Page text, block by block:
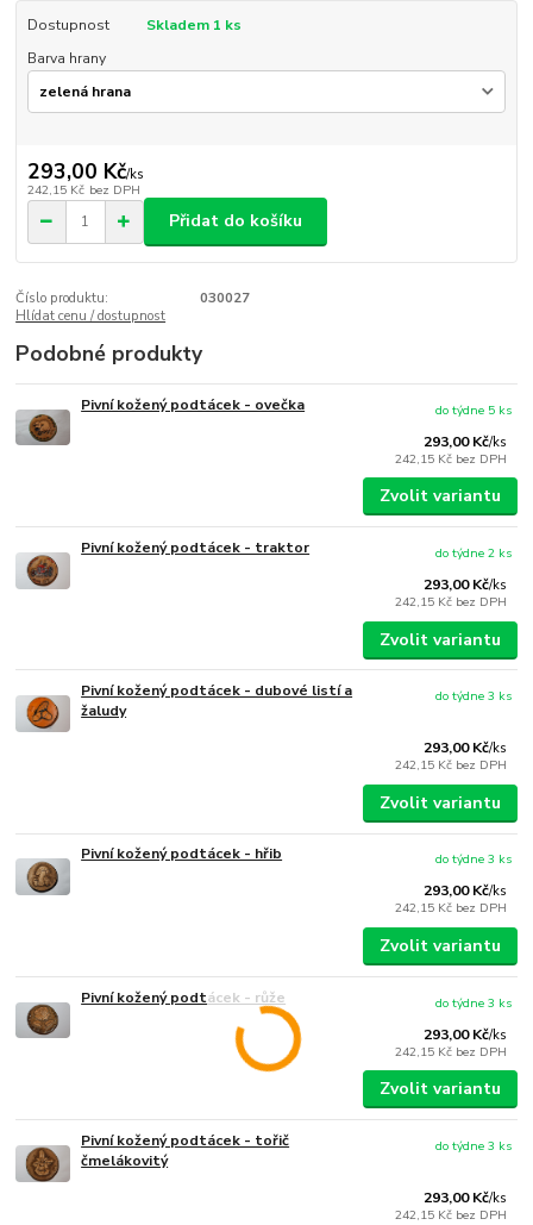
Dostupnost
Skladem 1 ks
Barva hrany
293,00 Kč/ks
242,15 Kč bez DPH
Přidat do košíku
Číslo produktu:
030027
Hlídat cenu / dostupnost
Podobné produkty
Pivní kožený podtácek - ovečka
293,00 Kč/ks
242,15 Kč bez DPH
do týdne 5 ks
Zvolit variantu
Pivní kožený podtácek - traktor
293,00 Kč/ks
242,15 Kč bez DPH
do týdne 2 ks
Zvolit variantu
Pivní kožený podtácek - dubové listí a
žaludy
293,00 Kč/ks
242,15 Kč bez DPH
do týdne 3 ks
Zvolit variantu
Pivní kožený podtácek - hřib
293,00 Kč/ks
242,15 Kč bez DPH
do týdne 3 ks
Zvolit variantu
Pivní kožený podtácek - růže
293,00 Kč/ks
242,15 Kč bez DPH
do týdne 3 ks
Zvolit variantu
Pivní kožený podtácek - tořič
čmelákovitý
293,00 Kč/ks
242,15 Kč bez DPH
do týdne 3 ks